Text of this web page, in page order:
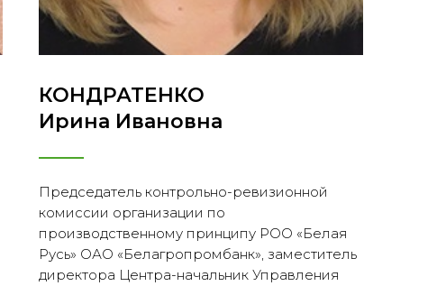
КОНДРАТЕНКО
Ирина Ивановна
Председатель контрольно-ревизионной
комиссии организации по
производственному принципу РОО «Белая
Русь» ОАО «Белагропромбанк», заместитель
директора Центра-начальник Управления